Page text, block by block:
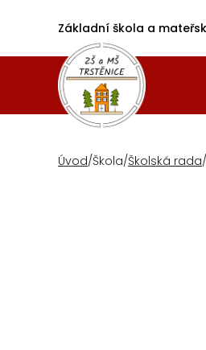
Základní škola a
Úvod/Škola/Školská rada/